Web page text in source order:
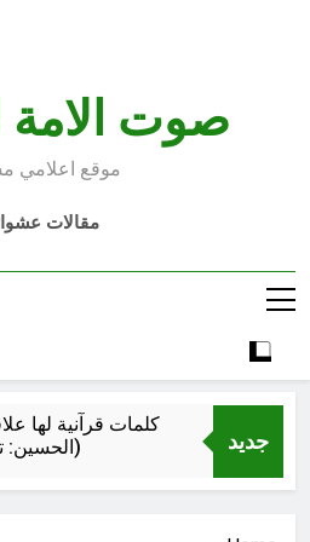
صوت الامة
موقع اعلامي
مقالات
جديد
كلمات قرآنية لها
الحسين: تسقي، آثر (ح 11)